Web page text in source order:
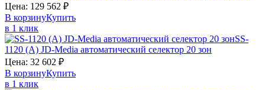
Цена: 129 562 ₽
В корзинуКупить
в 1 клик
SS-
1120 (A) JD-Media автоматический селектор 20 зон
Цена: 32 602 ₽
В корзинуКупить
в 1 клик